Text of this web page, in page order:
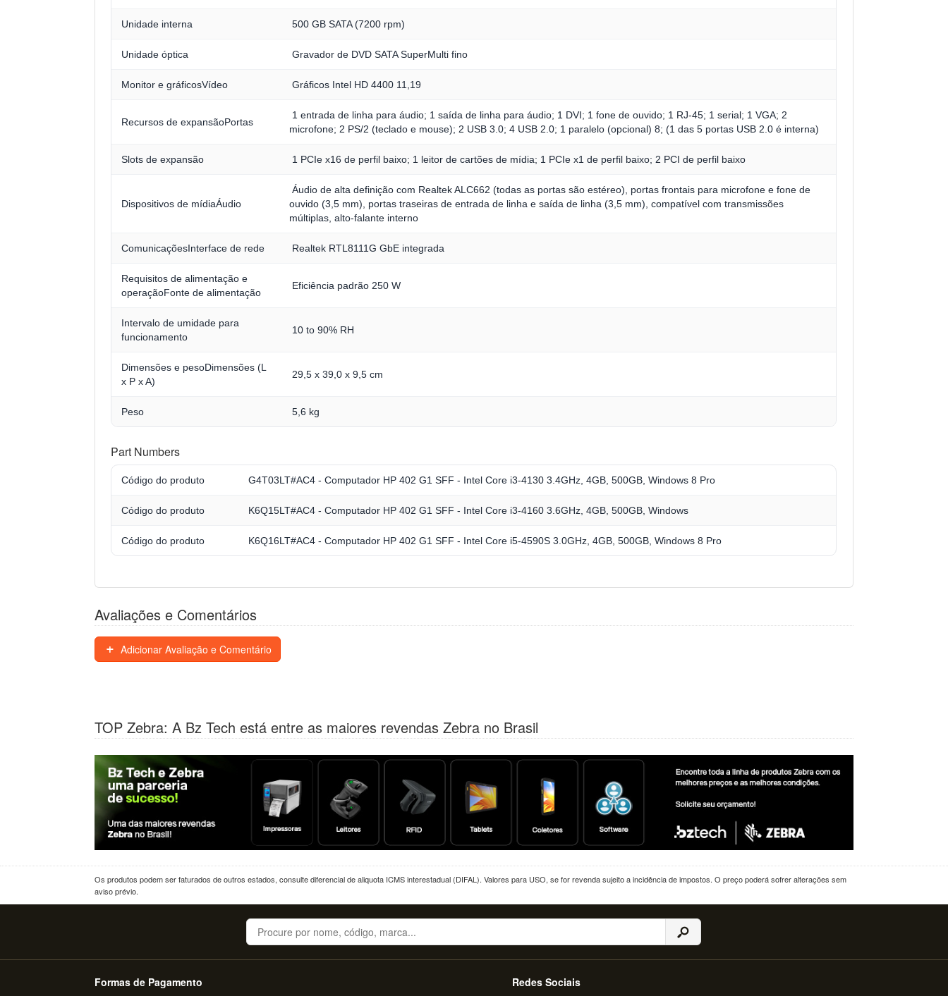
Unidade interna 500 GB SATA (7200 rpm)
Unidade óptica Gravador de DVD SATA SuperMulti fino
Monitor e gráficosVídeo Gráficos Intel HD 4400 11,19
Recursos de expansãoPortas
1 entrada de linha para áudio; 1 saída de linha para áudio; 1 DVI; 1 fone de ouvido; 1 RJ-45; 1 serial; 1 VGA; 2
microfone; 2 PS/2 (teclado e mouse); 2 USB 3.0; 4 USB 2.0; 1 paralelo (opcional) 8; (1 das 5 portas USB 2.0 é interna)
Slots de expansão 1 PCIe x16 de perfil baixo; 1 leitor de cartões de mídia; 1 PCIe x1 de perfil baixo; 2 PCI de perfil baixo
Dispositivos de mídiaÁudio
Áudio de alta definição com Realtek ALC662 (todas as portas são estéreo), portas frontais para microfone e fone de
ouvido (3,5 mm), portas traseiras de entrada de linha e saída de linha (3,5 mm), compatível com transmissões
múltiplas, alto-falante interno
ComunicaçõesInterface de rede Realtek RTL8111G GbE integrada
Requisitos de alimentação e
operaçãoFonte de alimentação
Eficiência padrão 250 W
Intervalo de umidade para
funcionamento
10 to 90% RH
Dimensões e pesoDimensões (L
x P x A)
29,5 x 39,0 x 9,5 cm
Peso 5,6 kg
Part Numbers
Código do produto G4T03LT#AC4 - Computador HP 402 G1 SFF - Intel Core i3-4130 3.4GHz, 4GB, 500GB, Windows 8 Pro
Código do produto K6Q15LT#AC4 - Computador HP 402 G1 SFF - Intel Core i3-4160 3.6GHz, 4GB, 500GB, Windows
Código do produto K6Q16LT#AC4 - Computador HP 402 G1 SFF - Intel Core i5-4590S 3.0GHz, 4GB, 500GB, Windows 8 Pro
Avaliações e Comentários
Adicionar Avaliação e Comentário
TOP Zebra: A Bz Tech está entre as maiores revendas Zebra no Brasil
Os produtos podem ser faturados de outros estados, consulte diferencial de aliquota ICMS interestadual (DIFAL). Valores para USO, se for revenda sujeito a incidência de impostos. O preço poderá sofrer alterações sem
aviso prévio.
Buscar
Formas de Pagamento Redes Sociais